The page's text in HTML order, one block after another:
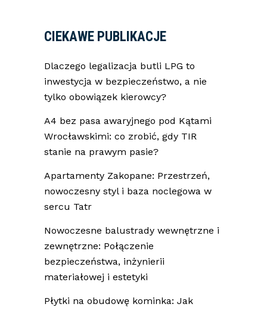
CIEKAWE PUBLIKACJE
Dlaczego legalizacja butli LPG to
inwestycja w bezpieczeństwo, a nie
tylko obowiązek kierowcy?
A4 bez pasa awaryjnego pod Kątami
Wrocławskimi: co zrobić, gdy TIR
stanie na prawym pasie?
Apartamenty Zakopane: Przestrzeń,
nowoczesny styl i baza noclegowa w
sercu Tatr
Nowoczesne balustrady wewnętrzne i
zewnętrzne: Połączenie
bezpieczeństwa, inżynierii
materiałowej i estetyki
Płytki na obudowę kominka: Jak